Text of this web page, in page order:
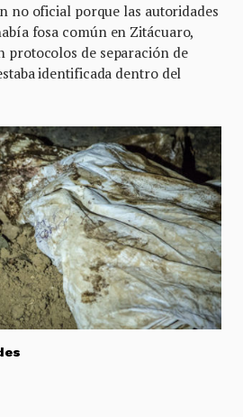
no oficial porque las autoridades
fosa común en Zitácuaro,
protocolos de separación de
identificada dentro del